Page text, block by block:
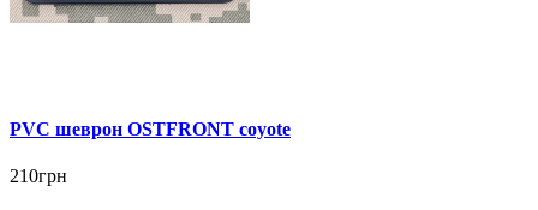
PVC шеврон OSTFRONT coyote
210грн